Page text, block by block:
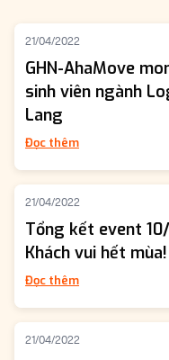
21/04/2022
GHN-AhaMove
sinh viên ngành
Lang
Đọc thêm
21/04/2022
Tổng kết event
Khách vui hết mùa!
Đọc thêm
21/04/2022